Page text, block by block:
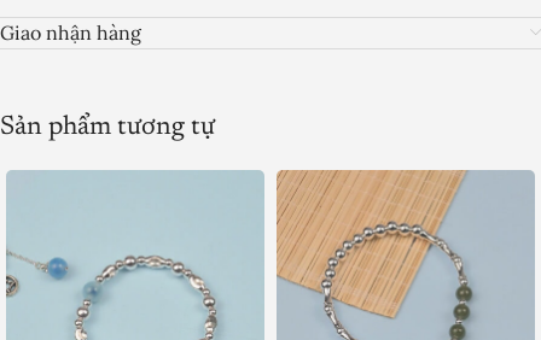
Giao nhận hàng
Sản phẩm tương tự